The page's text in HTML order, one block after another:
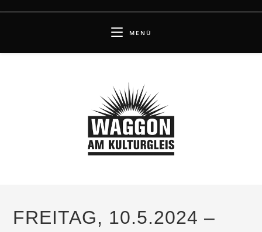
MENÜ
FREITAG, 10.5.2024 –